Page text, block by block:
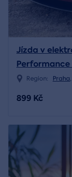
Jízda v
Performance
Region: Praha,
899 Kč